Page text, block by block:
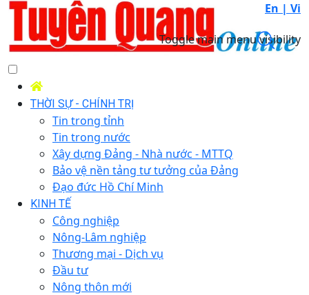
En | Vi
Toggle main menu visibility
THỜI SỰ - CHÍNH TRỊ
Tin trong tỉnh
Tin trong nước
Xây dựng Đảng - Nhà nước - MTTQ
Bảo vệ nền tảng tư tưởng của Đảng
Đạo đức Hồ Chí Minh
KINH TẾ
Công nghiệp
Nông-Lâm nghiệp
Thương mại - Dịch vụ
Đầu tư
Nông thôn mới